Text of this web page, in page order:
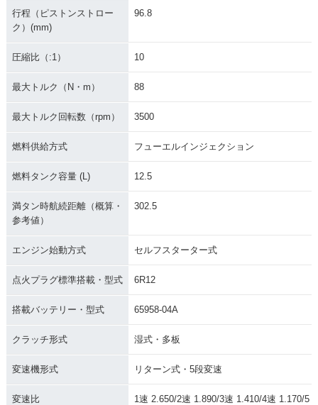
行程（ピストンストロー
ク）(mm)
96.8
圧縮比（:1） 10
最大トルク（N・m） 88
最大トルク回転数（rpm） 3500
燃料供給方式 フューエルインジェクション
燃料タンク容量 (L) 12.5
満タン時航続距離（概算・
参考値）
302.5
エンジン始動方式 セルフスターター式
点火プラグ標準搭載・型式 6R12
搭載バッテリー・型式 65958-04A
クラッチ形式 湿式・多板
変速機形式 リターン式・5段変速
変速比
1速 2.650/2速 1.890/3速 1.410/4速 1.170/5